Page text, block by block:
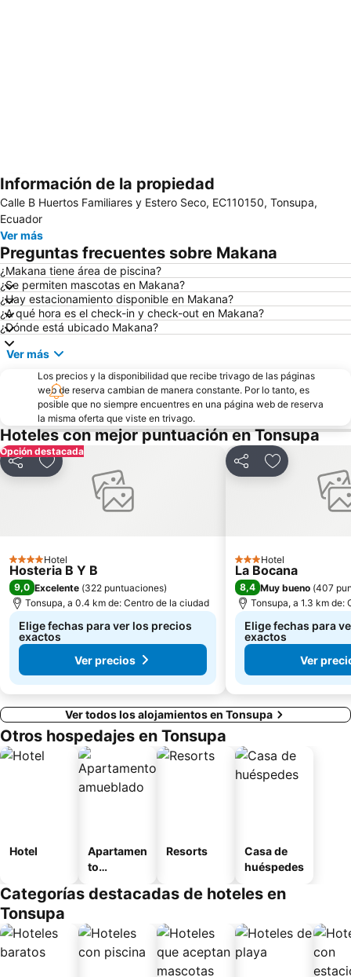
Ampliar mapa
Información de la propiedad
Calle B Huertos Familiares y Estero Seco, EC110150, Tonsupa,
Ecuador
Ver más
Preguntas frecuentes sobre Makana
¿Makana tiene área de piscina?
¿Se permiten mascotas en Makana?
¿Hay estacionamiento disponible en Makana?
¿A qué hora es el check-in y check-out en Makana?
¿Dónde está ubicado Makana?
Ver más
Los precios y la disponibilidad que recibe trivago de las páginas
web de reserva cambian de manera constante. Por lo tanto, es
posible que no siempre encuentres en una página web de reserva
la misma oferta que viste en trivago.
Hoteles con mejor puntuación en Tonsupa
Opción destacada
CompartirAgregar a favoritos
4 Estrellas
Hotel
Hosteria B Y B
9,0 Excelente (322 puntuaciones)
Tonsupa, a 0.4 km de: Centro de la ciudad
Elige fechas para ver los precios
exactos
Ver precios
CompartirAgregar a
3 Estrellas
Hotel
La Bocana
8,4 Muy bueno (407
Tonsupa, a 1.3 km de:
Elige fechas para
exactos
Ver
Ver todos los alojamientos en Tonsupa
Otros hospedajes en Tonsupa
Hotel
Apartamen
to
o
Resorts
Casa de
huéspedes
Categorías destacadas de hoteles en
Tonsupa